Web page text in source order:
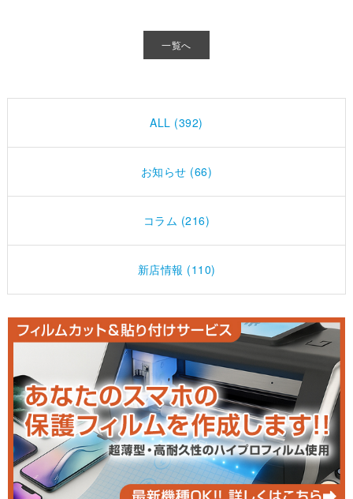
一覧へ
ALL (392)
お知らせ (66)
コラム (216)
新店情報 (110)